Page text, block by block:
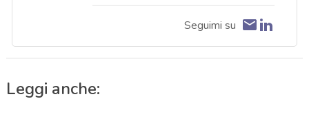
Seguimi su
Leggi anche: